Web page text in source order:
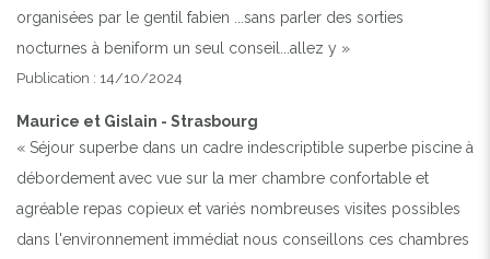
organisées par le gentil fabien ...sans parler des sorties
nocturnes à beniform un seul conseil...allez y »
Publication : 14/10/2024
Maurice et Gislain - Strasbourg
« Séjour superbe dans un cadre indescriptible superbe piscine à
débordement avec vue sur la mer chambre confortable et
agréable repas copieux et variés nombreuses visites possibles
dans l'environnement immédiat nous conseillons ces chambres